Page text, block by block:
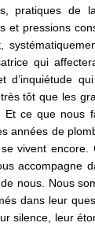
pratiques de
et pressions
qui
d’inquiétude
tôt que les
Et ce que nous
années de
vivent
accompagne
nous. Nous
dans leur
silence, leur